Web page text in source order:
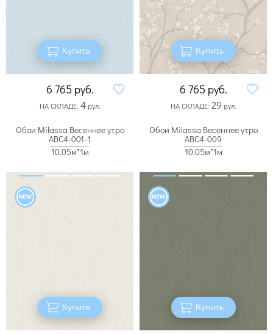
Купить
6 765 руб.
НА СКЛАДЕ: 4рул.
Купить
6 765 руб.
НА СКЛАДЕ: 29 рул.
Обои Milassa Весеннее утро
ABC4-001-1
10.05м*1м
Купить
Обои Milassa Весеннее утро
ABC4-009
10.05м*1м
Купить